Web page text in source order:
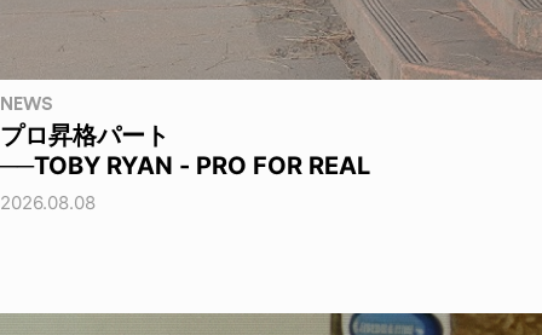
NEWS
プロ昇格パート
──TOBY RYAN - PRO FOR REAL
2026.08.08